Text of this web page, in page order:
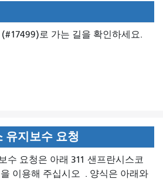
로 가는 길을 확인하세요.
유지보수 요청
수 요청은 아래 311 샌프란시스코
이용해 주십시오 . 양식은 아래와